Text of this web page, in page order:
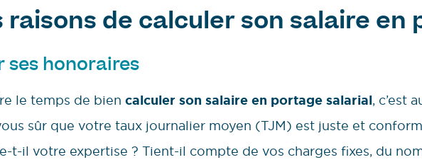
raisons de calculer son salaire en
ses honoraires
le temps de bien calculer son salaire en portage salarial, c’est
sûr que votre taux journalier moyen (TJM) est juste et
t-il votre expertise ? Tient-il compte de vos charges fixes, du